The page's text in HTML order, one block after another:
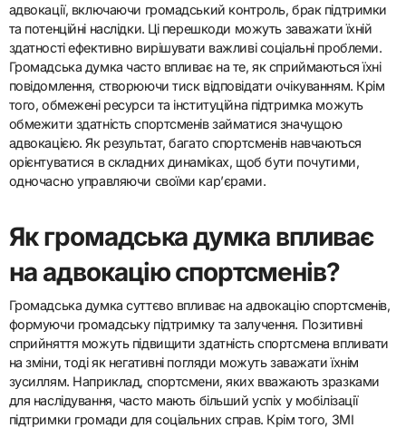
адвокації, включаючи громадський контроль, брак підтримки
та потенційні наслідки. Ці перешкоди можуть заважати їхній
здатності ефективно вирішувати важливі соціальні проблеми.
Громадська думка часто впливає на те, як сприймаються їхні
повідомлення, створюючи тиск відповідати очікуванням. Крім
того, обмежені ресурси та інституційна підтримка можуть
обмежити здатність спортсменів займатися значущою
адвокацією. Як результат, багато спортсменів навчаються
орієнтуватися в складних динаміках, щоб бути почутими,
одночасно управляючи своїми кар’єрами.
Як громадська думка впливає
на адвокацію спортсменів?
Громадська думка суттєво впливає на адвокацію спортсменів,
формуючи громадську підтримку та залучення. Позитивні
сприйняття можуть підвищити здатність спортсмена впливати
на зміни, тоді як негативні погляди можуть заважати їхнім
зусиллям. Наприклад, спортсмени, яких вважають зразками
для наслідування, часто мають більший успіх у мобілізації
підтримки громади для соціальних справ. Крім того, ЗМІ